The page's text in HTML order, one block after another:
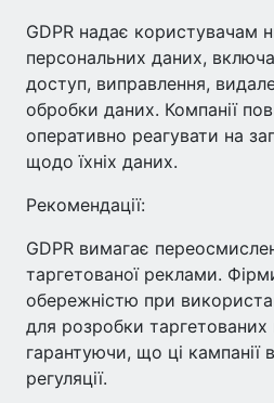
GDPR надає користувачам
персональних даних,
доступ, виправлення,
обробки даних. Компанії
оперативно реагувати на
щодо їхніх даних.
Рекомендації:
GDPR вимагає
таргетованої реклами.
обережністю при
для розробки таргетованих
гарантуючи, що ці кампанії
регуляції.